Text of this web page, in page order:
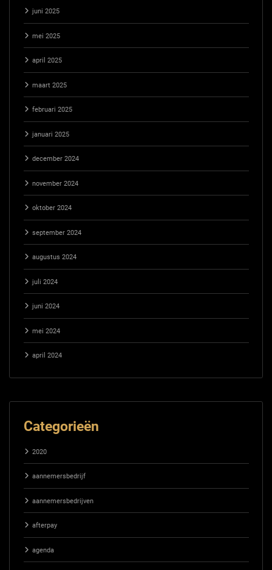
juni 2025
mei 2025
april 2025
maart 2025
februari 2025
januari 2025
december 2024
november 2024
oktober 2024
september 2024
augustus 2024
juli 2024
juni 2024
mei 2024
april 2024
Categorieën
2020
aannemersbedrijf
aannemersbedrijven
afterpay
agenda